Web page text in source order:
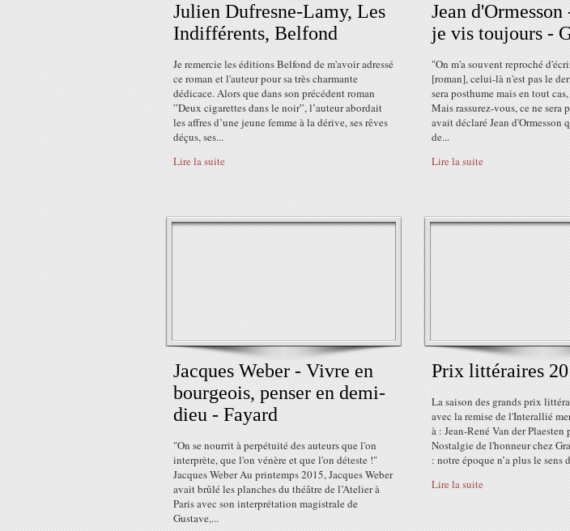
Julien Dufresne-Lamy, Les
Indifférents, Belfond
Je remercie les éditions Belfond de m'avoir adressé
ce roman et l'auteur pour sa très charmante
dédicace. Alors que dans son précédent roman
”Deux cigarettes dans le noir”, l’auteur abordait
les affres d’une jeune femme à la dérive, ses rêves
déçus, ses...
Lire la suite
Jean
je vis toujours -
"On m'a souvent reproché
[roman], celui-là n'est pas le
sera posthume mais en tout
Mais rassurez-vous, ce ne sera
avait déclaré Jean d'Ormesson
de...
Lire la suite
Jacques Weber - Vivre en
bourgeois, penser en demi-
dieu - Fayard
"On se nourrit à perpétuité des auteurs que l'on
interprète, que l'on vénère et que l'on déteste !"
Jacques Weber Au printemps 2015, Jacques Weber
avait brûlé les planches du théâtre de l’Atelier à
Paris avec son interprétation magistrale de
Gustave,...
Prix littéraires
La saison des grands prix
avec la remise de l'Interallié
à : Jean-René Van der
Nostalgie de l'honneur chez
: notre époque n’a plus le sens
Lire la suite